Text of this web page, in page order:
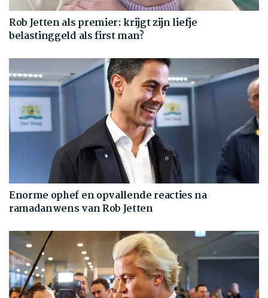
Rob Jetten als premier: krijgt zijn liefje
belastinggeld als first man?
Enorme ophef en opvallende reacties na
ramadanwens van Rob Jetten